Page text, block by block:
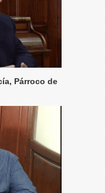
Párroco de